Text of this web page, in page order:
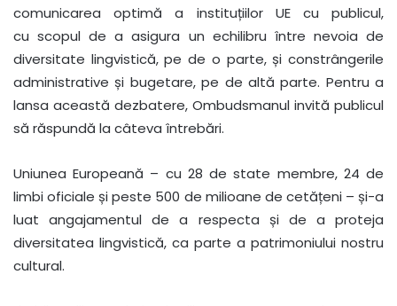
comunicarea optimă a instituțiilor UE cu publicul,
cu scopul de a asigura un echilibru între nevoia de
diversitate lingvistică, pe de o parte, și constrângerile
administrative și bugetare, pe de altă parte. Pentru a
lansa această dezbatere, Ombudsmanul invită publicul
să răspundă la câteva întrebări.
Uniunea Europeană – cu 28 de state membre, 24 de
limbi oficiale și peste 500 de milioane de cetățeni – și-a
luat angajamentul de a respecta și de a proteja
diversitatea lingvistică, ca parte a patrimoniului nostru
cultural.